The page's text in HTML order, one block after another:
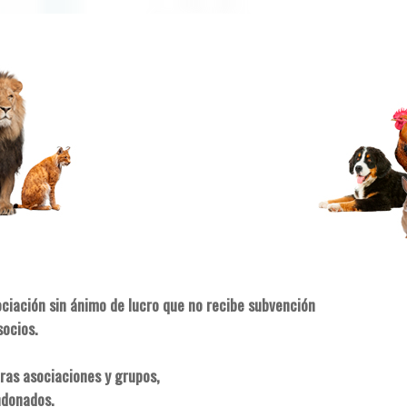
sin ánimo de lucro que no recibe subvención
asociaciones y grupos,